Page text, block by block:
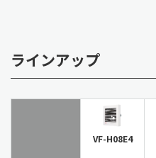
ラインアップ
VF-H08E4